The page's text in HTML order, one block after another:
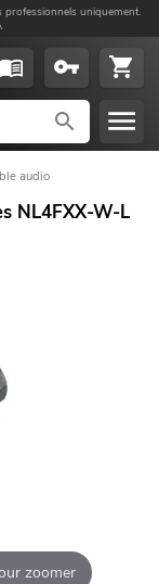
professionnels uniquement.
audio
NL4FXX-W-L
zoomer